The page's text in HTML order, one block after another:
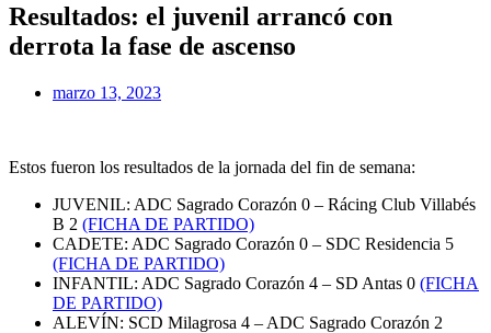
Resultados: el juvenil arrancó con
derrota la fase de ascenso
marzo 13, 2023
Estos fueron los resultados de la jornada del fin de semana:
JUVENIL: ADC Sagrado Corazón 0 – Rácing Club Villabés
B 2 (FICHA DE PARTIDO)
CADETE: ADC Sagrado Corazón 0 – SDC Residencia 5
(FICHA DE PARTIDO)
INFANTIL: ADC Sagrado Corazón 4 – SD Antas 0 (FICHA
DE PARTIDO)
ALEVÍN: SCD Milagrosa 4 – ADC Sagrado Corazón 2